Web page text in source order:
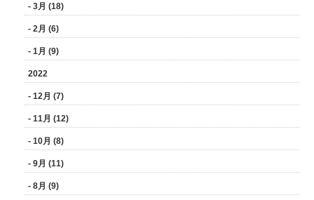
- 3月 (18)
- 2月 (6)
- 1月 (9)
2022
- 12月 (7)
- 11月 (12)
- 10月 (8)
- 9月 (11)
- 8月 (9)